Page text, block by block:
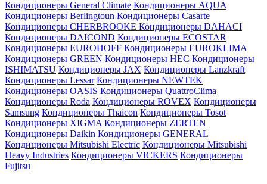
Кондиционеры General Climate Кондиционеры AQUA
Кондиционеры Berlingtoun Кондиционеры Casarte
Кондиционеры CHERBROOKE Кондиционеры DAHACI
Кондиционеры DAICOND Кондиционеры ECOSTAR
Кондиционеры EUROHOFF Кондиционеры EUROKLIMA
Кондиционеры GREEN Кондиционеры HEC Кондиционеры
ISHIMATSU Кондиционеры JAX Кондиционеры Lanzkraft
Кондиционеры Lessar Кондиционеры NEWTEK
Кондиционеры OASIS Кондиционеры QuattroClima
Кондиционеры Roda Кондиционеры ROVEX Кондиционеры
Samsung Кондиционеры Thaicon Кондиционеры Tosot
Кондиционеры XIGMA Кондиционеры ZERTEN
Кондиционеры Daikin Кондиционеры GENERAL
Кондиционеры Mitsubishi Electric Кондиционеры Mitsubishi
Heavy Industries Кондиционеры VICKERS Кондиционеры
Fujitsu